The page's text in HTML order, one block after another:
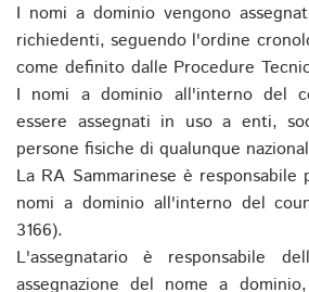
I nomi a dominio vengono
richiedenti, seguendo l'ordine
come definito dalle Procedure
I nomi a dominio all'interno del
essere assegnati in uso a enti,
persone fisiche di qualunque
La RA Sammarinese è responsabile
nomi a dominio all'interno del
3166).
L'assegnatario è responsabile
assegnazione del nome a